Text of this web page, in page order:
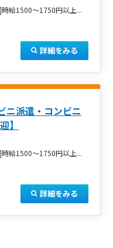
給1500～1750円以上...
詳細をみる
ニ派遣・コンビニ
】
給1500～1750円以上...
詳細をみる